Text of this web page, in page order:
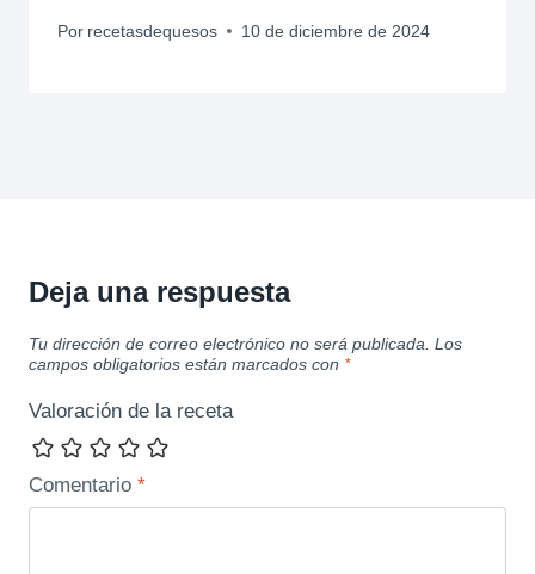
Por recetasdequesos 10 de diciembre de 2024
Deja una respuesta
Tu dirección de correo electrónico no será publicada. Los
campos obligatorios están marcados con *
Valoración de la receta
Comentario *